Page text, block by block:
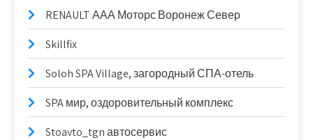
RENAULT ААА Моторс Воронеж Север
Skillfix
Soloh SPA Village, загородный СПА-отель
SPA мир, оздоровительный комплекс
Stoavto_tgn автосервис